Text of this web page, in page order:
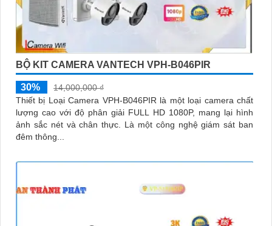
BỘ KIT CAMERA VANTECH VPH-B046PIR
30%
14,000,000 ₫
Thiết bị Loại Camera VPH-B046PIR là một loại camera chất
lượng cao với độ phân giải FULL HD 1080P, mang lại hình
ảnh sắc nét và chân thực. Là một công nghệ giám sát ban
đêm thông...